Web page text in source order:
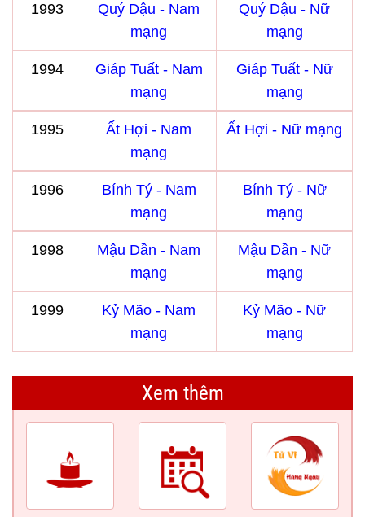
1993
Quý Dậu - Nam
mạng
Quý Dậu - Nữ
mạng
1994
Giáp Tuất - Nam
mạng
Giáp Tuất - Nữ
mạng
1995
Ất Hợi - Nam
mạng
Ất Hợi - Nữ mạng
1996
Bính Tý - Nam
mạng
Bính Tý - Nữ
mạng
1998
Mậu Dần - Nam
mạng
Mậu Dần - Nữ
mạng
1999
Kỷ Mão - Nam
mạng
Kỷ Mão - Nữ
mạng
Xem thêm